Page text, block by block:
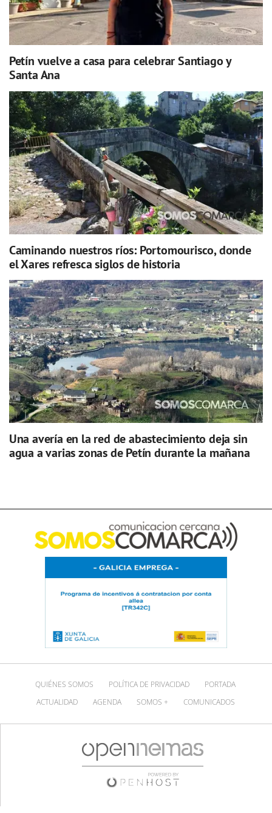
Petín vuelve a casa para celebrar Santiago y
Santa Ana
Caminando nuestros ríos: Portomourisco, donde
el Xares refresca siglos de historia
Una avería en la red de abastecimiento deja sin
agua a varias zonas de Petín durante la mañana
QUIÉNES SOMOS POLÍTICA DE PRIVACIDAD
PORTADA
ACTUALIDAD
AGENDA SOMOS + COMUNICADOS